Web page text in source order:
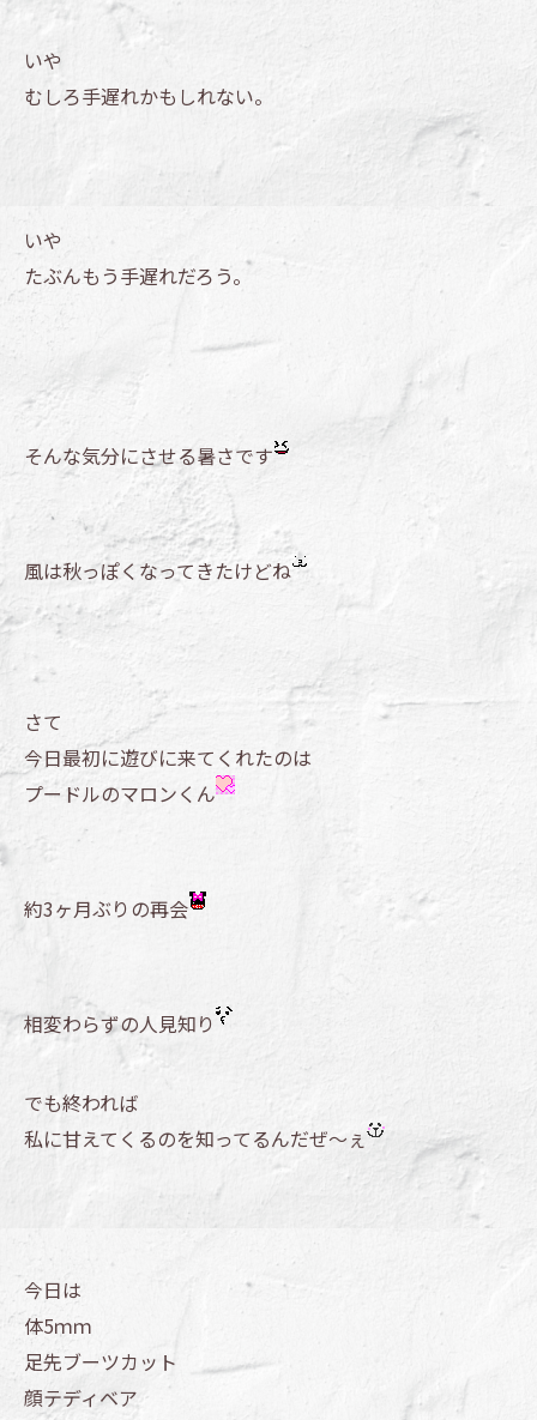
いや
むしろ手遅れかもしれない。
いや
たぶんもう手遅れだろう。
そんな気分にさせる暑さです
風は秋っぽくなってきたけどね
さて
今日最初に遊びに来てくれたのは
プードルのマロンくん
約3ヶ月ぶりの再会
相変わらずの人見知り
でも終われば
私に甘えてくるのを知ってるんだぜ～ぇ
今日は
体5ｍｍ
足先ブーツカット
顔テディベア